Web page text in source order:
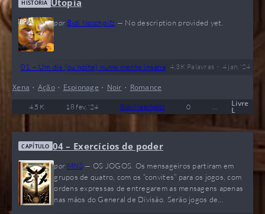
HISTÓRIA Utopia
por Bidi Naschpitz— No description provided yet.
01 – Um dia (ou noite) numa mente insana 4,3 K Palavras • 4 jan, '24
Xena • Ação• Espionage • Noir • Romance
4,5 K 18 fev, '24 Bidi Naschpitz 0 Livre
L
CAPÍTULO 04 – Exercícios de poder
por MNS — OS JOGOS. Os mensageiros partiram em
grupos de quatro, com os “convites” para os jogos, com
ordens expressas de entregarem as mensagens apenas
nas mãos do General de Divisão. Serão jogos de